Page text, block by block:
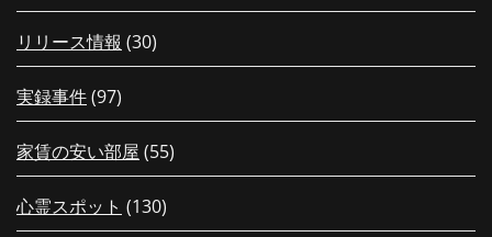
リリース情報 (30)
実録事件(97)
家賃の安い部屋 (55)
心霊スポット (130)